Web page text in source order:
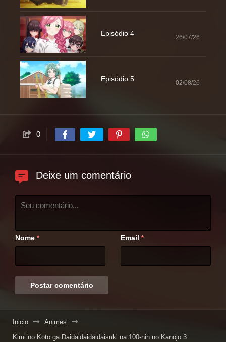
Episódio 4 26/07/26
Episódio 5 02/08/26
0
Deixe um comentário
Nome * Email *
Inicio
Animes
Kimi no Koto ga Daidaidaidaidaisuki na 100-nin no Kanojo 3